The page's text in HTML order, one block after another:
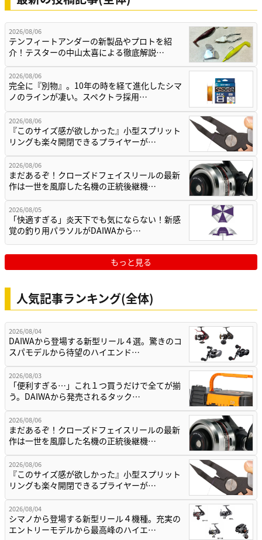
2026/08/06
テンフィートアンダーの新製品やプロトを紹
介！テスターの中山太喜による徹底解説…
2026/08/06
完全に『別物』。10年の時を経て進化したシマ
ノのラインが凄い。スペクトラ採用…
2026/08/06
『このサイズ感が欲しかった』小型スプリット
リングも楽々開閉できるプライヤーが…
2026/08/06
まだあるぞ！クローズドフェイスリールの最新
作は一世を風靡した名機の正統後継機…
2026/08/05
「快適すぎる」炎天下でも気にならない！新感
覚の釣り用パラソルがDAIWAから…
もっと見る
人気記事ランキング(全体)
2026/08/04
DAIWAから登場する新型リール４選。驚きのコ
スパモデルから待望のハイエンド…
2026/08/03
「便利すぎる…」これ１つ買うだけで全てが揃
う。DAIWAから発売されるタック…
2026/08/06
まだあるぞ！クローズドフェイスリールの最新
作は一世を風靡した名機の正統後継機…
2026/08/06
『このサイズ感が欲しかった』小型スプリット
リングも楽々開閉できるプライヤーが…
2026/08/04
シマノから登場する新型リール４機種。充実の
エントリーモデルから最高峰のハイエ…